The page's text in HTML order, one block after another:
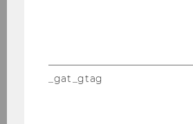
_gat_gtag